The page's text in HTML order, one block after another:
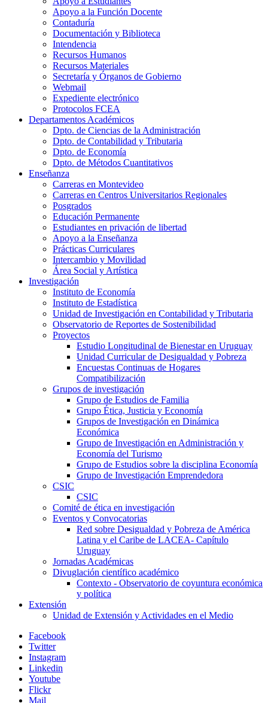
Apoyo a la Función Docente
Contaduría
Documentación y Biblioteca
Intendencia
Recursos Humanos
Recursos Materiales
Secretaría y Órganos de Gobierno
Webmail
Expediente electrónico
Protocolos FCEA
Departamentos Académicos
Dpto. de Ciencias de la Administración
Dpto. de Contabilidad y Tributaria
Dpto. de Economía
Dpto. de Métodos Cuantitativos
Enseñanza
Carreras en Montevideo
Carreras en Centros Universitarios Regionales
Posgrados
Educación Permanente
Estudiantes en privación de libertad
Apoyo a la Enseñanza
Prácticas Curriculares
Intercambio y Movilidad
Área Social y Artística
Investigación
Instituto de Economía
Instituto de Estadística
Unidad de Investigación en Contabilidad y Tributaria
Observatorio de Reportes de Sostenibilidad
Proyectos
Estudio Longitudinal de Bienestar en Uruguay
Unidad Curricular de Desigualdad y Pobreza
Encuestas Continuas de Hogares
Compatibilización
Grupos de investigación
Grupo de Estudios de Familia
Grupo Ética, Justicia y Economía
Grupos de Investigación en Dinámica
Económica
Grupo de Investigación en Administración y
Economía del Turismo
Grupo de Estudios sobre la disciplina Economía
Grupo de Investigación Emprendedora
CSIC
CSIC
Comité de ética en investigación
Eventos y Convocatorias
Red sobre Desigualdad y Pobreza de América
Latina y el Caribe de LACEA- Capítulo
Uruguay
Jornadas Académicas
Divuglación científico académico
Contexto - Observatorio de coyuntura económica
y política
Extensión
Unidad de Extensión y Actividades en el Medio
Facebook
Twitter
Instagram
Linkedin
Youtube
Flickr
Mail